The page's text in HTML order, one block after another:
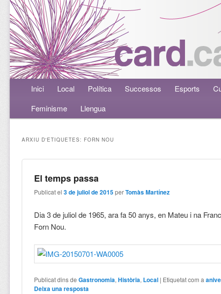
Menú principalAneu al contingut principal
Aneu al contingut secundari
Inici Local Política Successos Esports
Feminisme
Llengua
ARXIU D'ETIQUETES: FORN NOU
El temps passa
Publicat el3 de juliol de 2015 perTomàs Martínez
Dia 3 de juliol de 1965, ara fa 50 anys, en Mateu i na
Forn Nou.
Publicat dins de Gastronomia,Història, Local | Etiquetat com a
Deixa una resposta